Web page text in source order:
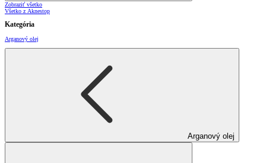
Zobraziť všetko
Všetko z Aknestop
Kategória
Arganový olej
Arganový olej